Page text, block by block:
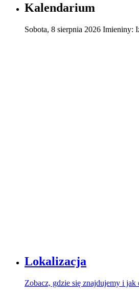
Kalendarium
Sobota, 8 sierpnia 2026 Imieniny:
Lokalizacja
Zobacz, gdzie się znajdujemy i jak